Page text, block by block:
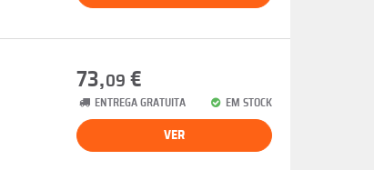
73,09 €
ENTREGA GRATUITA EM STOCK
VER